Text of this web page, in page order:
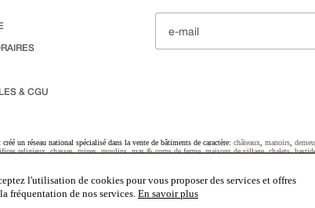
& CGU
un réseau national spécialisé dans la vente de bâtiments de caractère: châteaux, manoirs,
religieux,chasses,ruines,moulins,mas & corps de ferme,maisons de village,chalets,
l'utilisation de cookies pour vous proposer des services et offres
fréquentation de nos services. En savoir plus